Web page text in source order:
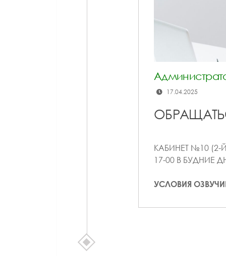
17.04.2025
КАБИНЕТ №10
17-00 В БУДНИЕ
УСЛОВИЯ